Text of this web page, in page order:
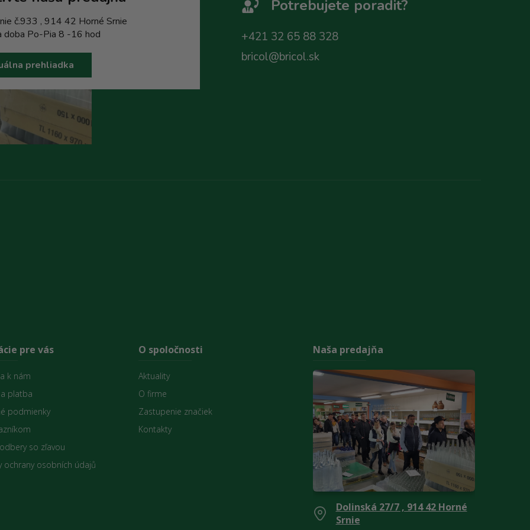
č.933 , 914 42 Horné Srnie
doba Po-Pia 8 -16 hod
prehliadka
Potrebujete poradit?
+421 32 65 88 328
bricol@bricol.sk
pre vás
k nám
platba
podmienky
so zľavou
ochrany osobních údajů
O spoločnosti
Aktuality
O firme
Zastupenie značiek
Kontakty
Naša predajňa
Dolinská 27/7 , 914 42 Horné
Srnie